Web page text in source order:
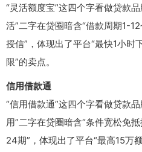
“灵活额度宝”这四个字看做贷款
活”二字在贷圈暗含“借款周期1-
授信”，体现出了平台“最快1小
限”的卖点。
信用借款通
“信用借款通”这四个字看做贷款
用”二字在贷圈暗含“条件宽松免
24期”，体现出了平台“最高15万